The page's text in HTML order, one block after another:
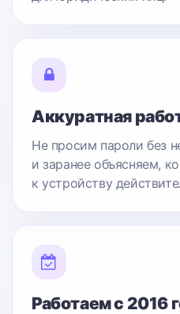
Аккуратная
Не просим пароли без
и заранее объясняем,
к устройству
Работаем с 2016